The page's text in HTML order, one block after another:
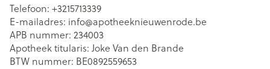
Telefoon: +3215713339
E-mailadres: info@apotheeknieuwenrode.be
APB nummer: 234003
Apotheek titularis: Joke Van den Brande
BTW nummer: BE0892559653